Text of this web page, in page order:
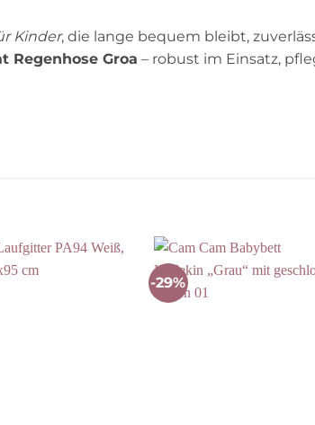
Kinder, die lange bequem bleibt,
Regenhose Groa – robust im Einsatz,
-29%